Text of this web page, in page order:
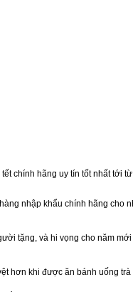
chính hãng uy tín tốt nhất tới
nhập khẩu chính hãng cho
tặng, và hi vọng cho năm
hơn khi được ăn bánh uống